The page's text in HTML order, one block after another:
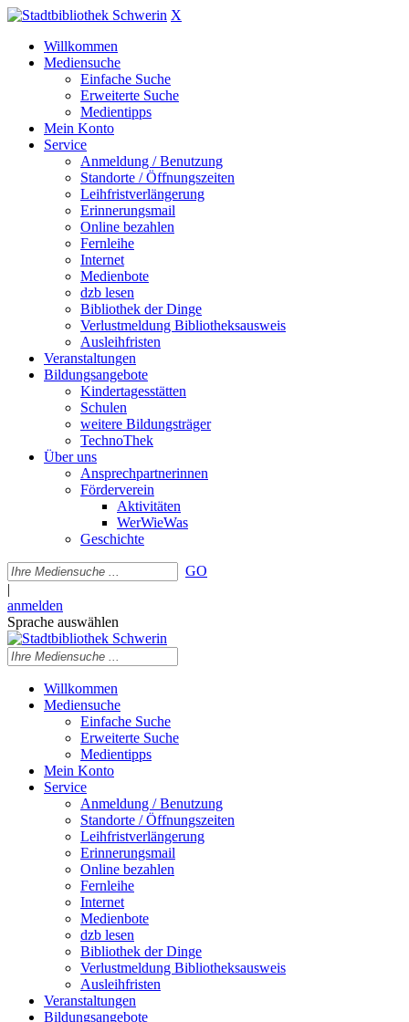
X
Willkommen
Mediensuche
Einfache Suche
Erweiterte Suche
Medientipps
Mein Konto
Service
Anmeldung / Benutzung
Standorte / Öffnungszeiten
Leihfristverlängerung
Erinnerungsmail
Online bezahlen
Fernleihe
Internet
Medienbote
dzb lesen
Bibliothek der Dinge
Verlustmeldung Bibliotheksausweis
Ausleihfristen
Veranstaltungen
Bildungsangebote
Kindertagesstätten
Schulen
weitere Bildungsträger
TechnoThek
Über uns
Ansprechpartnerinnen
Förderverein
Aktivitäten
WerWieWas
Geschichte
GO
|
anmelden
Sprache auswählen
Willkommen
Mediensuche
Einfache Suche
Erweiterte Suche
Medientipps
Mein Konto
Service
Anmeldung / Benutzung
Standorte / Öffnungszeiten
Leihfristverlängerung
Erinnerungsmail
Online bezahlen
Fernleihe
Internet
Medienbote
dzb lesen
Bibliothek der Dinge
Verlustmeldung Bibliotheksausweis
Ausleihfristen
Veranstaltungen
Bildungsangebote